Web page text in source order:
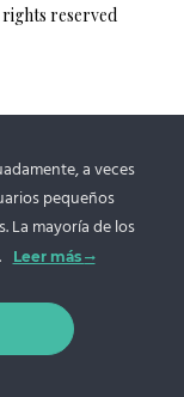
rights reserved
a veces
pequeños
La mayoría de los
Leer más